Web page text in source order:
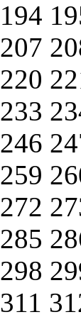
194
207
220
233
246
259
272
285
298
311